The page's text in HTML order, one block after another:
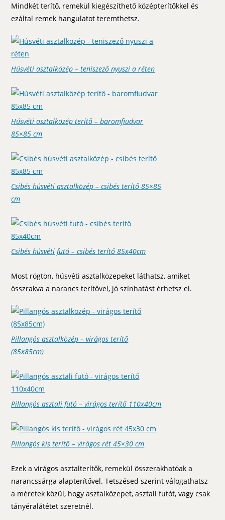
Mindkét terítő, remekül kiegészíthető középterítőkkel és
ezáltal remek hangulatot teremthetsz.
Húsvéti asztalközép – teniszező nyuszi a réten
Húsvéti asztalközép terítő – baromfiudvar
85×85 cm
Csibés húsvéti asztalközép – csibés terítő 85×85
cm
Csibés húsvéti futó – csibés terítő 85x40cm
Most rögtön, húsvéti asztalközepeket láthatsz, amiket
összrakva a narancs terítővel, jó színhatást érhetsz el.
Pillangós asztalközép – virágos terítő
(85x85cm)
Pillangós asztali futó – virágos terítő 110x40cm
Pillangós kis terítő – virágos rét 45×30 cm
Ezek a virágos asztalterítők, remekül összerakhatóak a
narancssárga alapterítővel. Tetszésed szerint válogathatsz
a méretek közül, hogy asztalközepet, asztali futót, vagy csak
tányéralátétet szeretnél.